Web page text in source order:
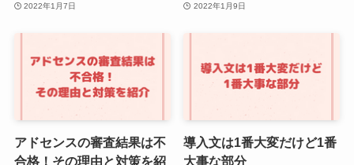
2022年1月7日 2022年1月9日
アドセンスの審査結果は不
合格！その理由と対策を紹
導入文は1番大変だけど1番
大事な部分